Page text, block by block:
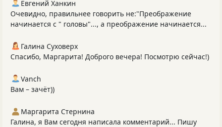
Евгений Ханкин
Очевидно, правильнее говорить не:"Преображение
начинается с " головы"..., а преображение начинается...
Галина Суховерх
Спасибо, Маргарита! Доброго вечера! Посмотрю сейчас!)
Vanch
Вам – зачёт))
Маргарита Стернина
Галина, я Вам сегодня написала комментарий... Пишу